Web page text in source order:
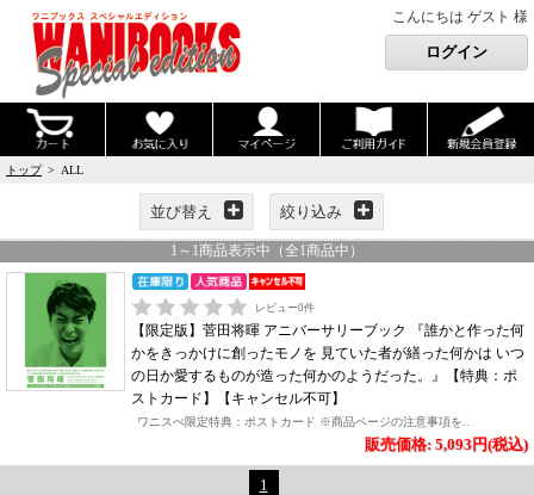
こんにちは ゲスト 様
トップ> ALL
並び替え 絞り込み
1 ～ 1商品表示中（全1商品中）
レビュー0件
【限定版】菅田将暉 アニバーサリーブック 『誰かと作った何
かをきっかけに創ったモノを 見ていた者が繕った何かは いつ
の日か愛するものが造った何かのようだった。』【特典：ポ
ストカード】【キャンセル不可】
ワニスぺ限定特典：ポストカード ※商品ページの注意事項を..
販売価格: 5,093円(税込)
1